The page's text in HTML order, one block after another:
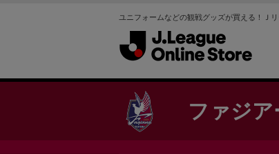
ユニフォームなどの観戦グッズが買える！Ｊ
ファジア